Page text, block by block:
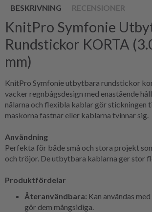
BESKRIVNING RECENSIONER
KnitPro Symfonie
Rundstickor KORTA
mm)
KnitPro Symfonie utbytbara rundstickor
vacker regnbågsdesign med enastående
nålarna och flexibla kablar gör stickningen
maskorna fastnar eller kablarna tvinnar sig.
Användning
Perfekta för både små och stora projekt
och tröjor. De utbytbara kablarna ger stor
Produktfördelar
Återanvändbara: Kan användas
gör dem mångsidiga.